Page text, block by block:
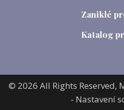
Zaniklé
Katalog
© 2026 All Rights Reserved,
- Nastavení